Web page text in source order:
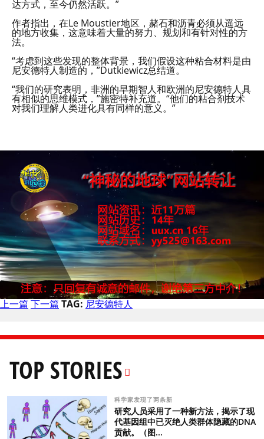
达方式，至今仍然活跃。”
作者指出，在Le Moustier地区，赭石和沥青必须从遥远
的地方收集，这意味着大量的努力、规划和有针对性的方
法。
“考虑到这些发现的整体背景，我们假设这种粘合材料是由
尼安德特人制造的，”Dutkiewicz总结道。
“我们的研究表明，非洲的早期智人和欧洲的尼安德特人具
有相似的思维模式，”施密特补充道。“他们的粘合剂技术
对我们理解人类进化具有同样的意义。”
上一篇 下一篇 TAG: 尼安德特人
TOP STORIES
科学家发现了两条新
研究人员采用了一种新方法，揭示了现
代基因组中已灭绝人类群体隐藏的DNA
贡献。（图...